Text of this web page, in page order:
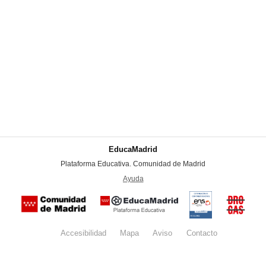
EducaMadrid
Plataforma Educativa. Comunidad de Madrid
Ayuda
Certificación
conformidad
con el
Nacional de
Seguridad
del
Accesibilidad Mapa Aviso legalContacto